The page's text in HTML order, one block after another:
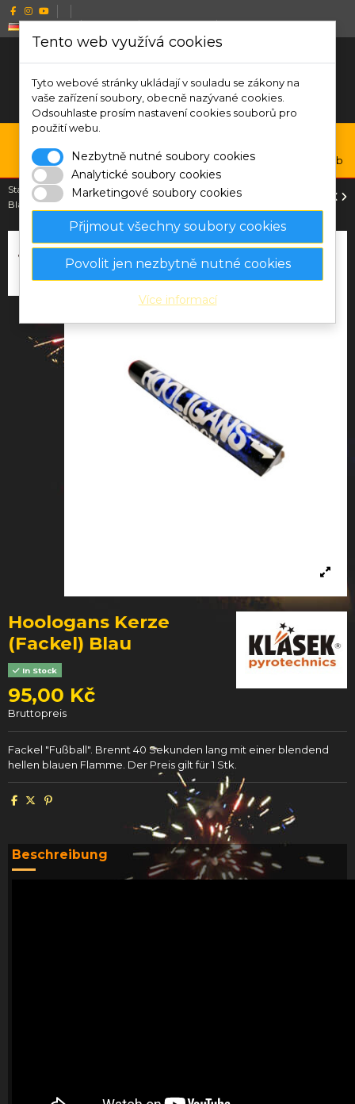
Menu Suche Anmelden Warenkorb
Startseite Bengal-Leuchtbasis, Spinnen
Hoologans Kerze (Fackel)
Blau
Hoologans Kerze
(Fackel) Blau
In Stock
95,00 Kč
Bruttopreis
Fackel "Fußball". Brennt 40 Sekunden lang mit einer blendend
hellen blauen Flamme. Der Preis gilt für 1 Stk.
Beschreibung
Tento web využívá cookies
Tyto webové stránky ukládají v souladu se zákony na
vaše zařízení soubory, obecně nazývané cookies.
Odsouhlaste prosím nastavení cookies souborů pro
použití webu.
Nezbytně nutné soubory cookies
Analytické soubory cookies
Marketingové soubory cookies
Přijmout všechny soubory cookies
Povolit jen nezbytně nutné cookies
Více informací